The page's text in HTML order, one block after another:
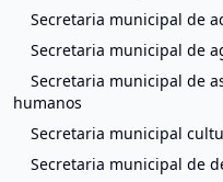
Secretaria municipal de
Secretaria municipal de
Secretaria municipal de
humanos
Secretaria municipal
Secretaria municipal de